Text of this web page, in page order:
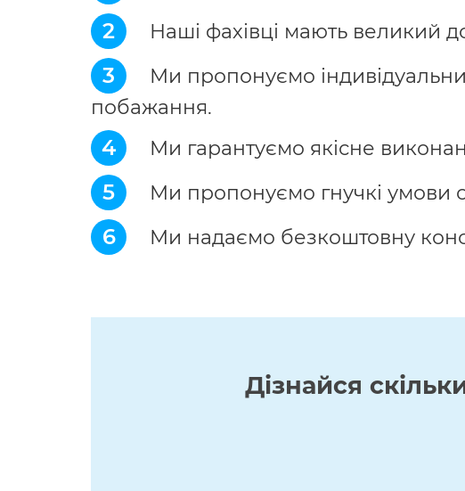
2 Наші фахівці мають великий
3
Ми пропонуємо
побажання.
4 Ми гарантуємо якісне
5 Ми пропонуємо гнучкі умови
6 Ми надаємо безкоштовну
Дізнайся